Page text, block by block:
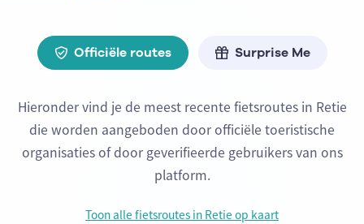
Officiële routes Surprise Me
Hieronder vind je de meest recente fietsroutes in Retie
die worden aangeboden door officiële toeristische
organisaties of door geverifieerde gebruikers van ons
platform.
Toon alle fietsroutes in Retie op kaart